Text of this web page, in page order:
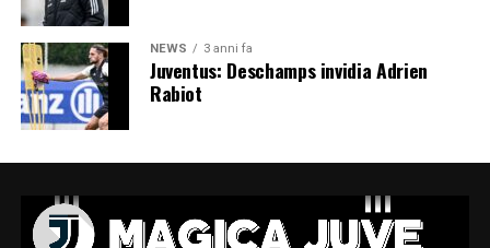
NEWS 3 anni fa
Juventus: Deschamps invidia Adrien
Rabiot